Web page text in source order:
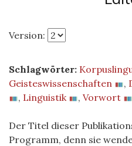
Version:
Schlagwörter:
Geisteswissenschaften
,
, Linguistik , Vorwort
Der Titel dieser
Programm, denn sie